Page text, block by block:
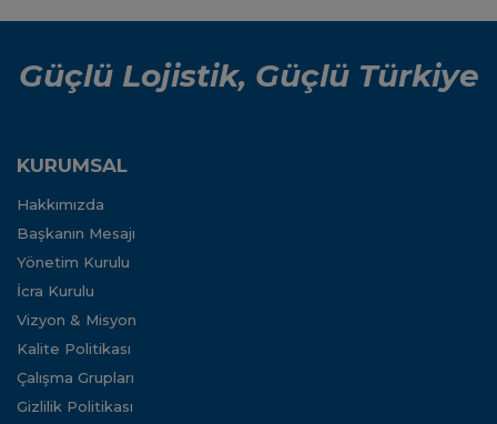
Güçlü Lojistik, Güçlü Türkiye
KURUMSAL
Hakkımızda
Başkanın Mesajı
Yönetim Kurulu
İcra Kurulu
Vizyon & Misyon
Kalite Politikası
Çalışma Grupları
Gizlilik Politikası